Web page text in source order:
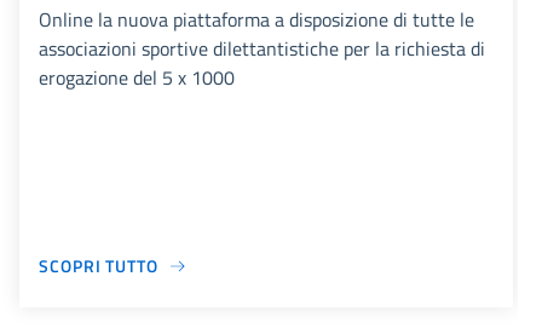
Online la nuova piattaforma a disposizione di tutte le
associazioni sportive dilettantistiche per la richiesta di
erogazione del 5 x 1000
SCOPRI TUTTO